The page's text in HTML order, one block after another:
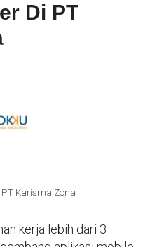
Di PT
PT Karisma Zona
kerja lebih dari 3